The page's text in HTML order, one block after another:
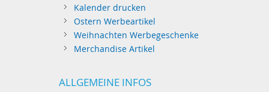
Kalender drucken
Ostern Werbeartikel
Weihnachten Werbegeschenke
Merchandise Artikel
ALLGEMEINE INFOS